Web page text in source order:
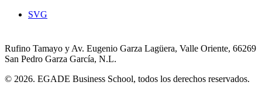
SVG
Rufino Tamayo y Av. Eugenio Garza Lagüera, Valle Oriente, 66269
San Pedro Garza García, N.L.
© 2026. EGADE Business School, todos los derechos reservados.